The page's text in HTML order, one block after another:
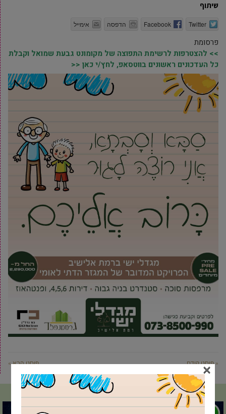
שיתוף
Twitter
Facebook הדפסה אימייל
פרסומת
>> להצטרפות לרשימת התפוצה של מקומונט גבעת שמואל וקבלת
כל העדכונים ראשונים בווטסאפ, לחץ/י כאן <<
« פוסט קודם פוסט הבא » ×